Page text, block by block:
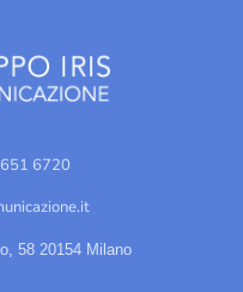
6720
58 20154 Milano